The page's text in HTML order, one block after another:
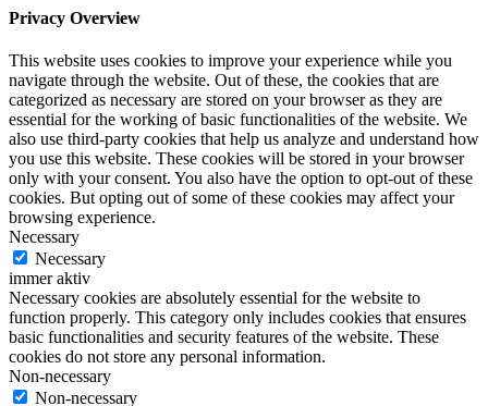
Privacy Overview
This website uses cookies to improve your experience while you
navigate through the website. Out of these, the cookies that are
categorized as necessary are stored on your browser as they are
essential for the working of basic functionalities of the website. We
also use third-party cookies that help us analyze and understand how
you use this website. These cookies will be stored in your browser
only with your consent. You also have the option to opt-out of these
cookies. But opting out of some of these cookies may affect your
browsing experience.
Necessary
Necessary
immer aktiv
Necessary cookies are absolutely essential for the website to
function properly. This category only includes cookies that ensures
basic functionalities and security features of the website. These
cookies do not store any personal information.
Non-necessary
Non-necessary